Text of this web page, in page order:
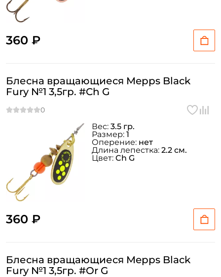
360 ₽
Блесна вращающиеся Mepps Black
Fury №1 3,5гр. #Ch G
360 ₽
Вес: 3.5 гр.
Размер: 1
Оперение: нет
Длина лепестка: 2.2 см.
Цвет: Ch G
Блесна вращающиеся Mepps Black
Fury №1 3,5гр. #Or G